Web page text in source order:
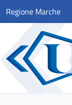
Regione Marche